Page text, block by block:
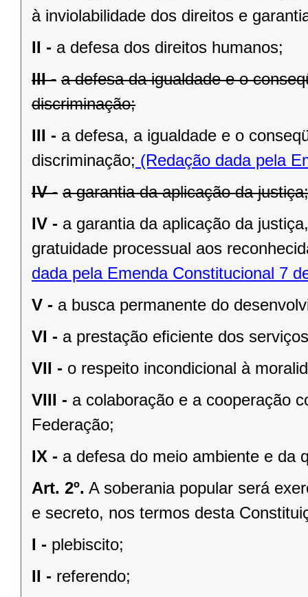
à inviolabilidade dos direitos e
II - a defesa dos direitos humanos;
III - a defesa da igualdade e o
discriminação;
III - a defesa, a igualdade e o
discriminação; (Redação dada pela
IV - a garantia da aplicação da justiça;
IV - a garantia da aplicação da
gratuidade processual aos
dada pela Emenda Constitucional 7
V - a busca permanente do
VI - a prestação eﬁciente dos
VII - o respeito incondicional à
VIII - a colaboração e a cooperação
Federação;
IX - a defesa do meio ambiente e da
Art. 2º. A soberania popular será
e secreto, nos termos desta
I - plebiscito;
II - referendo;